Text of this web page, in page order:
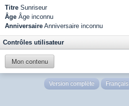
Titre Sunriseur
Âge Âge inconnu
Anniversaire Anniversaire inconnu
Contrôles utilisateur
Mon contenu
Version complète